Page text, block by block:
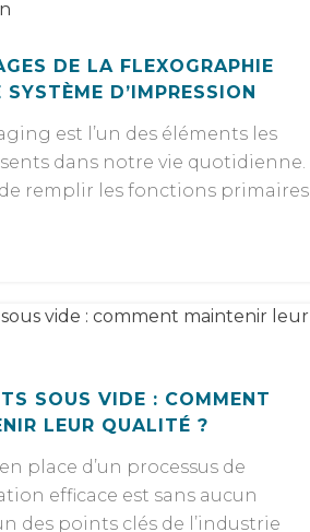
DE LA FLEXOGRAPHIE
SYSTÈME D’IMPRESSION
est l’un des éléments les
dans notre vie quotidienne.
remplir les fonctions primaires
SOUS VIDE : COMMENT
LEUR QUALITÉ ?
place d’un processus de
efficace est sans aucun
des points clés de l’industrie